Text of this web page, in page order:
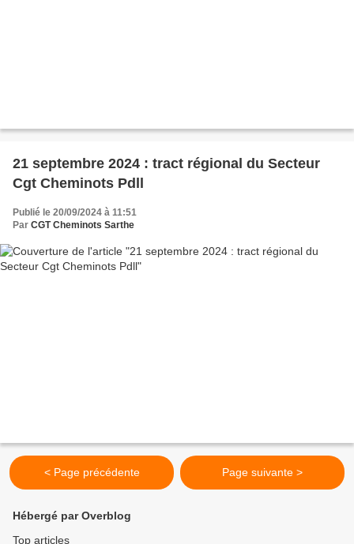
21 septembre 2024 : tract régional du Secteur
Cgt Cheminots Pdll
Publié le 20/09/2024 à 11:51
Par CGT Cheminots Sarthe
< Page précédente Page suivante >
Hébergé par Overblog
Top articles